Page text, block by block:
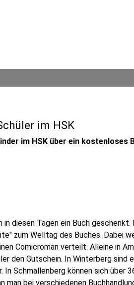
im HSK
im HSK über ein kostenloses
in diesen Tagen ein Buch geschenkt.
zum Welltag des Buches. Dabei
Comicroman verteilt. Alleine in
den Gutschein. In Winterberg sind
In Schmallenberg können sich über
man bei verschiedenen